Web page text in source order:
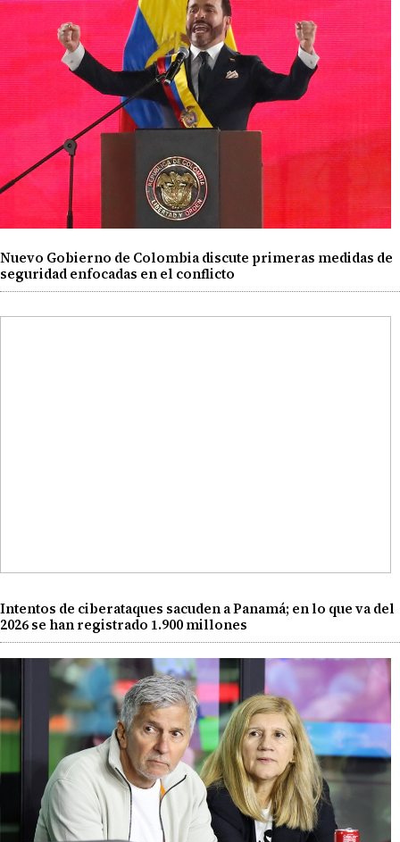
Nuevo Gobierno de Colombia discute primeras medidas de
seguridad enfocadas en el conflicto
Intentos de ciberataques sacuden a Panamá; en lo que va del
2026 se han registrado 1.900 millones